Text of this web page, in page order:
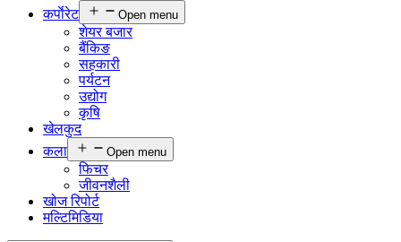
कर्पाेरेट
Open menu
शेयर बजार
बैंकिङ
सहकारी
पर्यटन
उद्योग
कृषि
खेलकुद
कला
Open menu
फिचर
जीवनशैली
खोज रिपोर्ट
मल्टिमिडिया